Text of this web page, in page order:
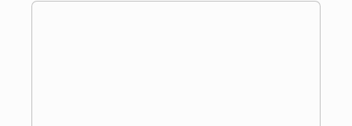
Comentário